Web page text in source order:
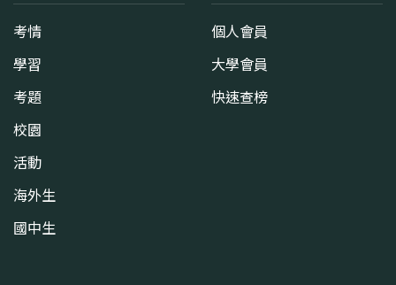
考情
學習
考題
校園
活動
海外生
國中生
個人會員
大學會員
快速查榜